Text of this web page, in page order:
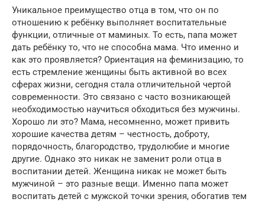
Уникальное преимущество отца в том, что он по
отношению к ребёнку выполняет воспитательные
функции, отличные от маминых. То есть, папа может
дать ребёнку то, что не способна мама. Что именно и
как это проявляется? Ориентация на феминизацию, то
есть стремление женщины быть активной во всех
сферах жизни, сегодня стала отличительной чертой
современности. Это связано с часто возникающей
необходимостью научиться обходиться без мужчины.
Хорошо ли это? Мама, несомненно, может привить
хорошие качества детям – честность, доброту,
порядочность, благородство, трудолюбие и многие
другие. Однако это никак не заменит роли отца в
воспитании детей. Женщина никак не может быть
мужчиной – это разные вещи. Именно папа может
воспитать детей с мужской точки зрения, обогатив тем